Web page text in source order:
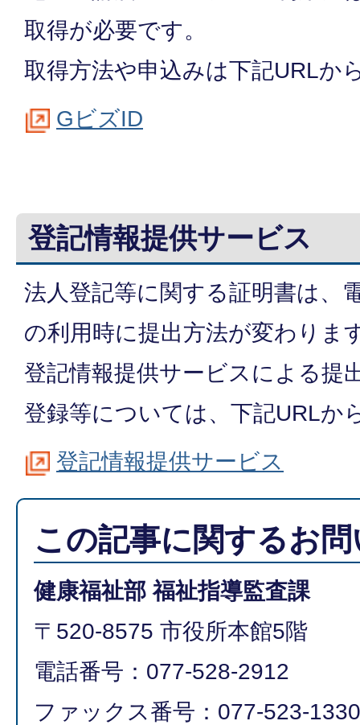
取得が必要です。
取得方法や申込みは下記URLか
GビズID
登記情報提供サービス
法人登記等に関する証明書は、
の利用時に提出方法が変わりま
登記情報提供サービスによる提
登録等については、下記URLか
登記情報提供サービス
この記事に関するお
健康福祉部 福祉指導監査課
〒520-8575 市役所本館5階
電話番号：077-528-2912
ファックス番号：077-523-1330